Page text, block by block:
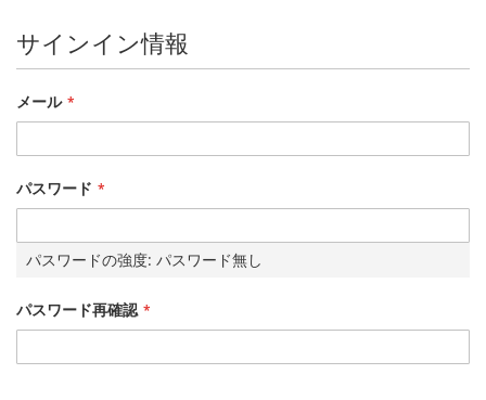
サインイン情報
メール
パスワード
パスワードの強度: パスワード無し
パスワード再確認